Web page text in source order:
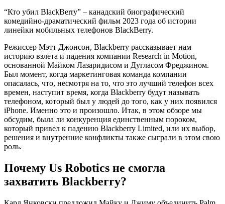
“Кто убил BlackBerry” – канадский биографический
комедийно-драматический фильм 2023 года об истории
линейки мобильных телефонов BlackBerry.
Режиссер Мэтт Джонсон, Blackberry рассказывает нам
историю взлета и падения компании Research in Motion,
основанной Майком Лазаридисом и Дугласом Фреджином.
Был момент, когда маркетинговая команда компании
опасалась, что, несмотря на то, что это лучший телефон всех
времен, наступит время, когда Blackberry будут называть
телефоном, который был у людей до того, как у них появился
iPhone. Именно это и произошло. Итак, в этом обзоре мы
обсудим, была ли конкуренция единственным пороком,
который привел к падению Blackberry Limited, или их выбор,
решения и внутренние конфликты также сыграли в этом свою
роль.
Почему Us Robotics не смогла
захватить Blackberry?